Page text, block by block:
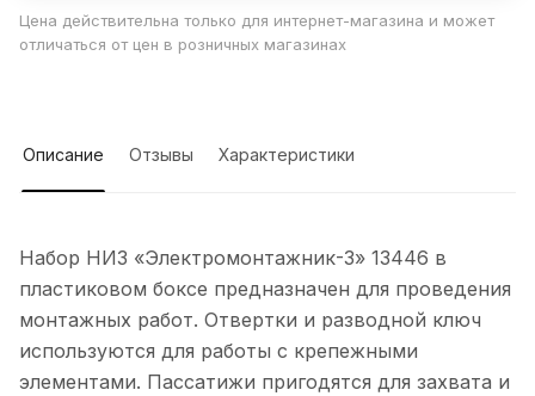
Цена действительна только для интернет-магазина и может
отличаться от цен в розничных магазинах
Описание Отзывы Характеристики
Набор НИЗ «Электромонтажник-3» 13446 в
пластиковом боксе предназначен для проведения
монтажных работ. Отвертки и разводной ключ
используются для работы с крепежными
элементами. Пассатижи пригодятся для захвата и